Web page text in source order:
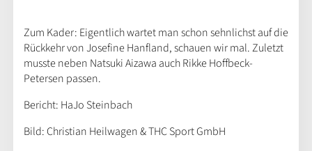
Zum Kader: Eigentlich wartet man schon sehnlichst auf die
Rückkehr von Josefine Hanfland, schauen wir mal. Zuletzt
musste neben Natsuki Aizawa auch Rikke Hoffbeck-
Petersen passen.
Bericht: HaJo Steinbach
Bild: Christian Heilwagen & THC Sport GmbH